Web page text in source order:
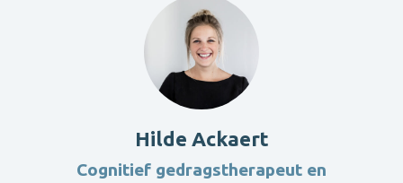
Hilde Ackaert
Cognitief gedragstherapeut en